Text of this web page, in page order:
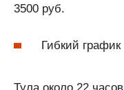
3500 руб.
Гибкий график